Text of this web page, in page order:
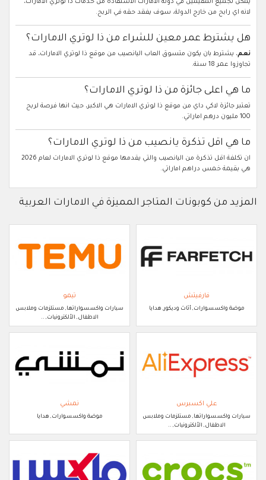
يمكن لجميع المقيمين في دولة الامارات الاستفادة من خدمات ذا لوتري الامارات،
لانه اي رابح من خارج الدولة، سوف يفقد حقه في الربح.
هل يشترط عمر معين للشراء من ذا لوتري الامارات؟
نعم، يشترط بان يكون متسوق العاب اليانصيب من موقع ذا لوتري الامارات، قد
تجاوزوا عمر 18 سنة.
ما هي اعلى جائزة من ذا لوتري الامارات؟
تعتبر جائزة لاكي داي من موقع ذا لوتري الامارات هي الاكبر، حيث انها فرصة لربح
100 مليون درهم اماراتي.
ما هي اقل تذكرة يانصيب من ذا لوتري الامارات؟
ان تكلفة اقل تذكرة من اليانصيب والتي يقدمها موقع ذا لوتري الامارات لعام 2026
هي بقيمة خمس دراهم اماراتي.
المزيد من كوبونات المتاجر المميزة في الامارات العربية
فارفيتش
موضة واكسسوارات, أثاث وديكور, هدايا
تيمو
سيارات واكسسواراتها, مستلزمات وملابس
الاطفال, الألكترونيات, ..
علي اكسبرس
سيارات واكسسواراتها, مستلزمات وملابس
الاطفال, الألكترونيات, ..
نمشي
موضة واكسسوارات, هدايا